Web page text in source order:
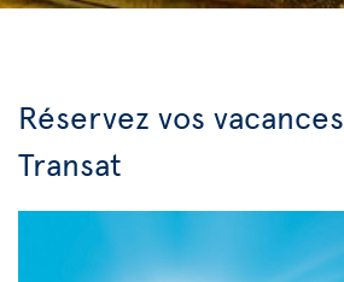
Réservez vos
Transat